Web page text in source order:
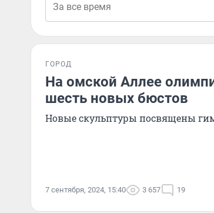
ГОРОД
На омской Аллее
шесть новых бюстов
Новые скульптуры посвящены
7 сентября, 2024, 15:40 3 657 19